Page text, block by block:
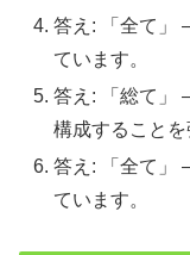
答え: 「全て」
ています。
答え: 「総て」
構成することを
答え: 「全て」
ています。